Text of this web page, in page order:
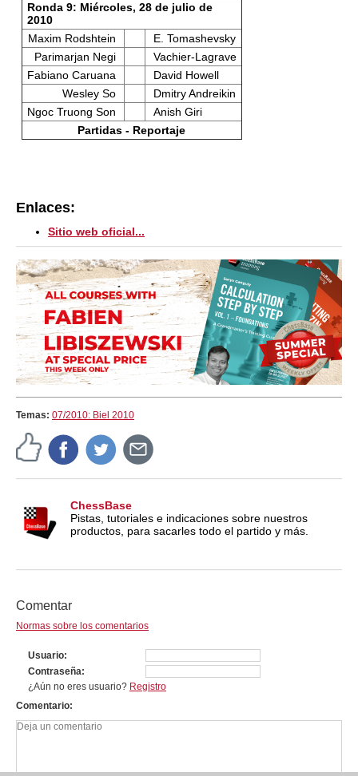
Ronda 9: Miércoles, 28 de julio de
2010
Maxim Rodshtein
E. Tomashevsky
Parimarjan Negi
Vachier-Lagrave
Fabiano Caruana
David Howell
Wesley So
Dmitry Andreikin
Ngoc Truong Son
Anish Giri
Partidas - Reportaje
Enlaces:
Sitio web oficial...
Temas: 07/2010: Biel 2010
ChessBase
Pistas, tutoriales e indicaciones sobre nuestros
productos, para sacarles todo el partido y más.
Comentar
Normas sobre los comentarios
Usuario
Contraseña
¿Aún no eres usuario? Registro
Comentario